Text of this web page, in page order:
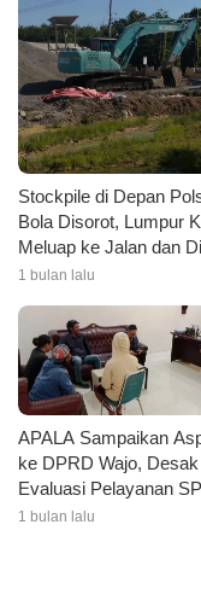
Stockpile di Depan
Bola Disorot, Lumpur
Meluap ke Jalan dan
Rusak Drainase
1 bulan lalu
APALA Sampaikan
ke DPRD Wajo, Desak
Evaluasi Pelayanan
dan Pengawasan
1 bulan lalu